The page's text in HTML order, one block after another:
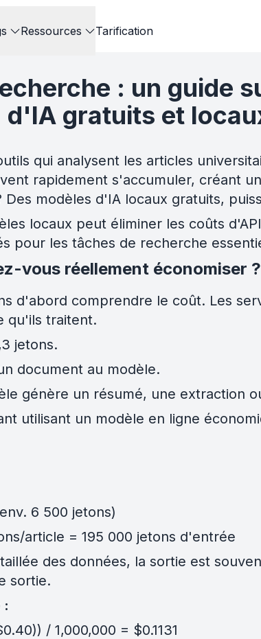
Ressources Tarification
: un guide
d'IA gratuits et
qui analysent les articles
rapidement s'accumuler, créant
modèles d'IA locaux gratuits,
locaux peut éliminer les coûts
pour les tâches de recherche
vous réellement économiser ?
d'abord comprendre le coût. Les
qu'ils traitent.
jetons.
document au modèle.
génère un résumé, une extraction
utilisant un modèle en ligne
6 500 jetons)
article = 195 000 jetons d'entrée
des données, la sortie est
sortie.
:
/ 1,000,000 = $0.1131